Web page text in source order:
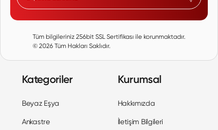
Tüm bilgileriniz 256bit SSL Sertifikası ile korunmaktadır.
© 2026 Tüm Hakları Saklıdır.
Kategoriler
Beyaz Eşya
Ankastre
Kurumsal
Hakkımızda
İletişim Bilgileri